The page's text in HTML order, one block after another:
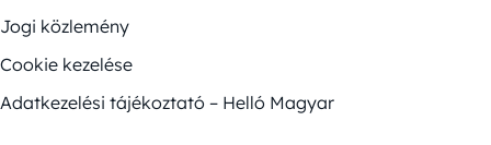
Jogi közlemény
Cookie kezelése
Adatkezelési tájékoztató – Helló Magyar